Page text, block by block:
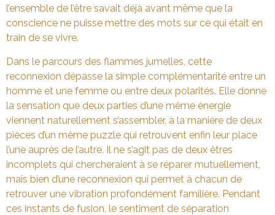
l’ensemble de l’être savait déjà avant même que la
conscience ne puisse mettre des mots sur ce qui était en
train de se vivre.
Dans le parcours des flammes jumelles, cette
reconnexion dépasse la simple complémentarité entre un
homme et une femme ou entre deux polarités. Elle donne
la sensation que deux parties d’une même énergie
viennent naturellement s’assembler, à la manière de deux
pièces d’un même puzzle qui retrouvent enfin leur place
l’une auprès de l’autre. Il ne s’agit pas de deux êtres
incomplets qui chercheraient à se réparer mutuellement,
mais bien d’une reconnexion qui permet à chacun de
retrouver une vibration profondément familière. Pendant
ces instants de fusion, le sentiment de séparation